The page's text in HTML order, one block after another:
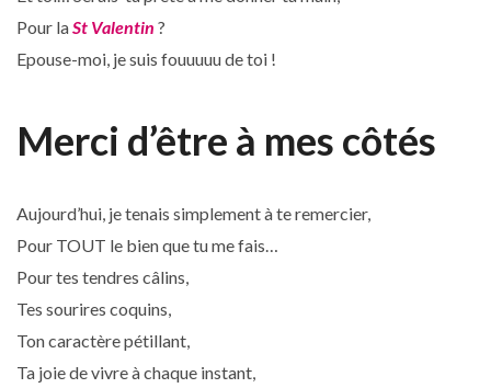
Pour laSt Valentin ?
Epouse-moi, je suis fouuuuu de toi !
Merci d’être à mes côtés
Aujourd’hui, je tenais simplement à te remercier,
Pour TOUT le bien que tu me fais…
Pour tes tendres câlins,
Tes sourires coquins,
Ton caractère pétillant,
Ta joie de vivre à chaque instant,